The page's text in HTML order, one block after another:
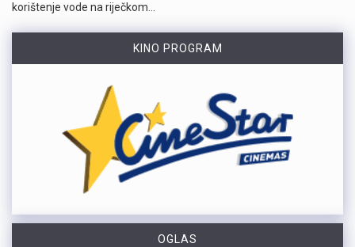
korištenje vode na riječkom…
KINO PROGRAM
OGLAS